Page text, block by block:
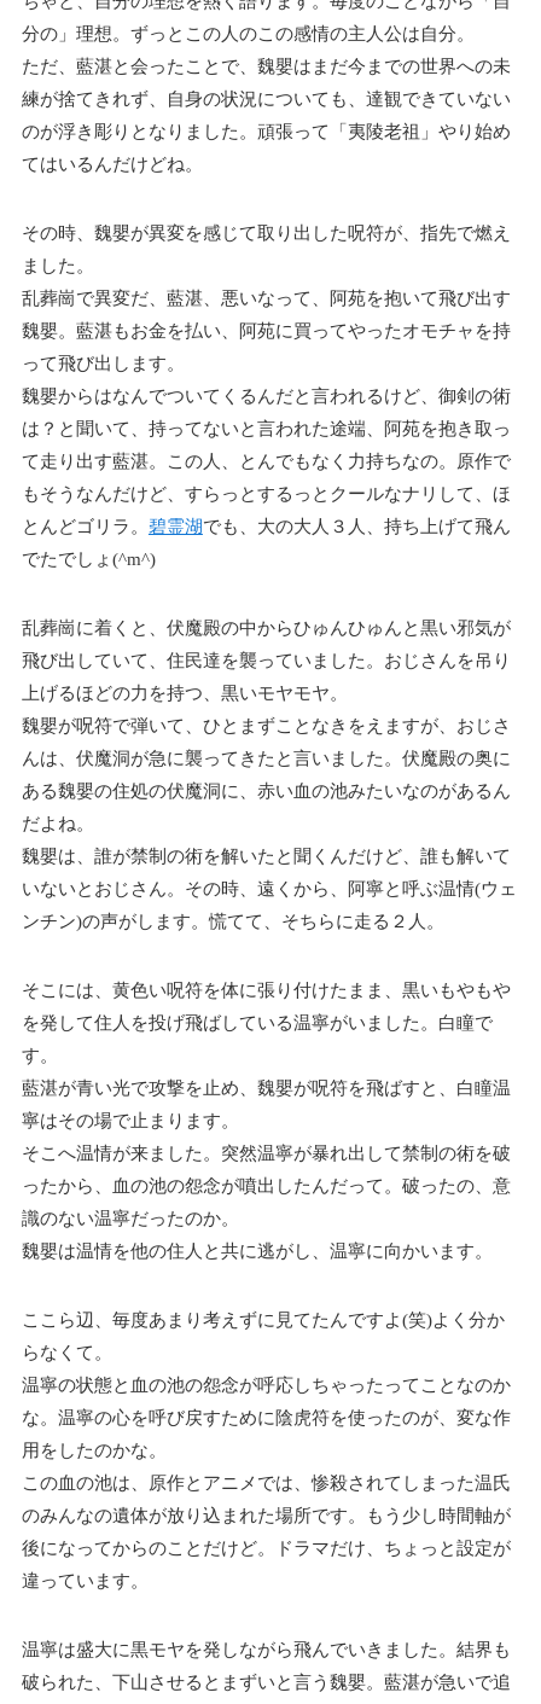
分の」理想。ずっとこの人のこの感情の主人公は自分。
ただ、藍湛と会ったことで、魏嬰はまだ今までの世界への未
練が捨てきれず、自身の状況についても、達観できていない
のが浮き彫りとなりました。頑張って「夷陵老祖」やり始め
てはいるんだけどね。
その時、魏嬰が異変を感じて取り出した呪符が、指先で燃え
ました。
乱葬崗で異変だ、藍湛、悪いなって、阿苑を抱いて飛び出す
魏嬰。藍湛もお金を払い、阿苑に買ってやったオモチャを持
って飛び出します。
魏嬰からはなんでついてくるんだと言われるけど、御剣の術
は？と聞いて、持ってないと言われた途端、阿苑を抱き取っ
て走り出す藍湛。この人、とんでもなく力持ちなの。原作で
もそうなんだけど、すらっとするっとクールなナリして、ほ
とんどゴリラ。 碧霊湖でも、大の大人３人、持ち上げて飛ん
でたでしょ(^m^)
乱葬崗に着くと、伏魔殿の中からひゅんひゅんと黒い邪気が
飛び出していて、住民達を襲っていました。おじさんを吊り
上げるほどの力を持つ、黒いモヤモヤ。
魏嬰が呪符で弾いて、ひとまずことなきをえますが、おじさ
んは、伏魔洞が急に襲ってきたと言いました。伏魔殿の奥に
ある魏嬰の住処の伏魔洞に、赤い血の池みたいなのがあるん
だよね。
魏嬰は、誰が禁制の術を解いたと聞くんだけど、誰も解いて
いないとおじさん。その時、遠くから、阿寧と呼ぶ温情(ウェ
ンチン)の声がします。慌てて、そちらに走る２人。
そこには、黄色い呪符を体に張り付けたまま、黒いもやもや
を発して住人を投げ飛ばしている温寧がいました。白瞳で
す。
藍湛が青い光で攻撃を止め、魏嬰が呪符を飛ばすと、白瞳温
寧はその場で止まります。
そこへ温情が来ました。突然温寧が暴れ出して禁制の術を破
ったから、血の池の怨念が噴出したんだって。破ったの、意
識のない温寧だったのか。
魏嬰は温情を他の住人と共に逃がし、温寧に向かいます。
ここら辺、毎度あまり考えずに見てたんですよ(笑)よく分か
らなくて。
温寧の状態と血の池の怨念が呼応しちゃったってことなのか
な。温寧の心を呼び戻すために陰虎符を使ったのが、変な作
用をしたのかな。
この血の池は、原作とアニメでは、惨殺されてしまった温氏
のみんなの遺体が放り込まれた場所です。もう少し時間軸が
後になってからのことだけど。ドラマだけ、ちょっと設定が
違っています。
温寧は盛大に黒モヤを発しながら飛んでいきました。結界も
破られた、下山させるとまずいと言う魏嬰。藍湛が急いで追